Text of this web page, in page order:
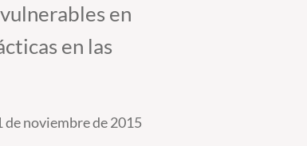
en
en las
de noviembre de 2015